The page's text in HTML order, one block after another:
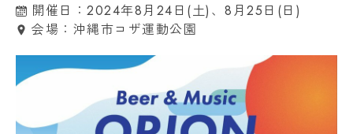
開催日：2024年8月24日(土)、8月25日(日)
会場：沖縄市コザ運動公園